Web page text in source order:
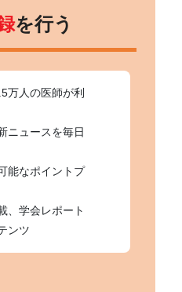
を行う
万人の医師が利
ニュースを毎日
能なポイントプ
、学会レポート
ンツ